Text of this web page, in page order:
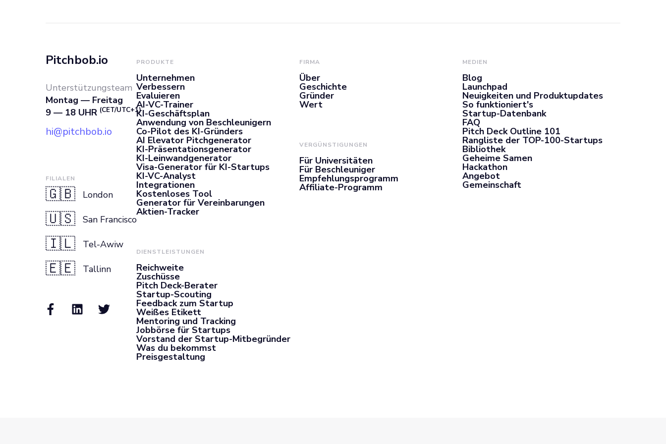
Wesentlichen benötigen wir
Pitchbob.io
Unterstützungsteam
Montag — Freitag
9 — 18 UHR (CET/UTC+1)
hi@pitchbob.io
FILIALEN
🇬🇧 London
🇺🇸 San Francisco
🇮🇱 Tel-Awiw
🇪🇪 Tallinn
PRODUKTE
Unternehmen
Verbessern
Evaluieren
AI-VC-Trainer
KI-Geschäftsplan
Anwendung von Beschleunigern
Co-Pilot des KI-Gründers
AI Elevator Pitchgenerator
KI-Präsentationsgenerator
KI-Leinwandgenerator
Visa-Generator für KI-Startups
KI-VC-Analyst
Integrationen
Kostenloses Tool
Generator für Vereinbarungen
Aktien-Tracker
DIENSTLEISTUNGEN
Reichweite
Zuschüsse
Pitch Deck-Berater
Startup-Scouting
Feedback zum Startup
Weißes Etikett
Mentoring und Tracking
Jobbörse für Startups
Vorstand der Startup-Mitbegründer
Was du bekommst
Preisgestaltung
FIRMA
Über
Geschichte
Gründer
Wert
VERGÜNSTIGUNGEN
Für Universitäten
Für Beschleuniger
Empfehlungsprogramm
Affiliate-Programm
MEDIEN
Blog
Launchpad
Neuigkeiten und Produktupdates
So funktioniert's
Startup-Datenbank
FAQ
Pitch Deck Outline 101
Rangliste der TOP-100-Startups
Bibliothek
Geheime Samen
Hackathon
Angebot
Gemeinschaft